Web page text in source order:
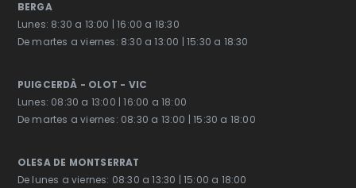
BERGA
Lunes: 8:30 a 13:00 | 16:00 a 18:30
De martes a viernes: 8:30 a 13:00 | 15:30 a 18:30
PUIGCERDÀ - OLOT - VIC
Lunes: 08:30 a 13:00 | 16:00 a 18:00
De martes a viernes: 08:30 a 13:00 | 15:30 a 18:00
OLESA DE MONTSERRAT
De lunes a viernes: 08:30 a 13:30 | 15:00 a 18:00